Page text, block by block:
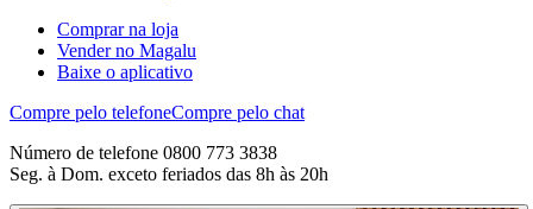
Comprar na loja
Vender no Magalu
Baixe o aplicativo
Compre pelo telefoneCompre pelo chat
Número de telefone 0800 773 3838
Seg. à Dom. exceto feriados das 8h às 20h